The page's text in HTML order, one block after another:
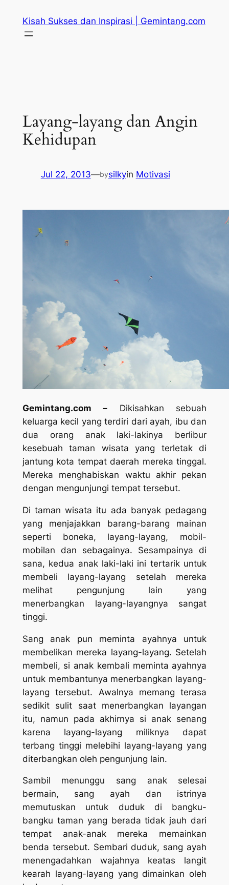
content
Kisah Sukses dan Inspirasi | Gemintang.com
Layang-layang dan Angin
Kehidupan
Jul 22, 2013—bysilkyin Motivasi
Gemintang.com – Dikisahkan sebuah
keluarga kecil yang terdiri dari ayah, ibu dan
dua orang anak laki-lakinya berlibur
kesebuah taman wisata yang terletak di
jantung kota tempat daerah mereka tinggal.
Mereka menghabiskan waktu akhir pekan
dengan mengunjungi tempat tersebut.
Di taman wisata itu ada banyak pedagang
yang menjajakkan barang-barang mainan
seperti boneka, layang-layang, mobil-
mobilan dan sebagainya. Sesampainya di
sana, kedua anak laki-laki ini tertarik untuk
membeli layang-layang setelah mereka
melihat pengunjung lain yang
menerbangkan layang-layangnya sangat
tinggi.
Sang anak pun meminta ayahnya untuk
membelikan mereka layang-layang. Setelah
membeli, si anak kembali meminta ayahnya
untuk membantunya menerbangkan layang-
layang tersebut. Awalnya memang terasa
sedikit sulit saat menerbangkan layangan
itu, namun pada akhirnya si anak senang
karena layang-layang miliknya dapat
terbang tinggi melebihi layang-layang yang
diterbangkan oleh pengunjung lain.
Sambil menunggu sang anak selesai
bermain, sang ayah dan istrinya
memutuskan untuk duduk di bangku-
bangku taman yang berada tidak jauh dari
tempat anak-anak mereka memainkan
benda tersebut. Sembari duduk, sang ayah
menengadahkan wajahnya keatas langit
kearah layang-layang yang dimainkan oleh